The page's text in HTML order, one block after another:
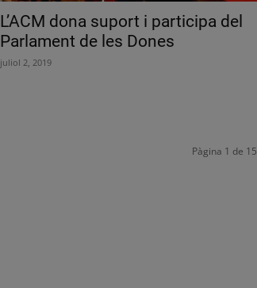
L’ACM dona suport i participa del
Parlament de les Dones
juliol 2, 2019
Pàgina 1 de 15